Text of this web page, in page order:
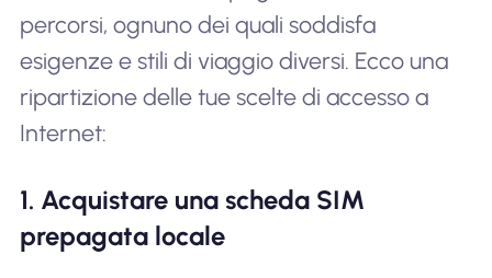
percorsi, ognuno dei quali soddisfa
esigenze e stili di viaggio diversi. Ecco una
ripartizione delle tue scelte di accesso a
Internet:
1. Acquistare una scheda SIM
prepagata locale